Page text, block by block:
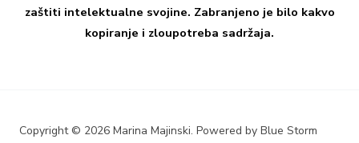
zaštiti intelektualne svojine. Zabranjeno je bilo kakvo
kopiranje i zloupotreba sadržaja.
Copyright © 2026 Marina Majinski. Powered by Blue Storm